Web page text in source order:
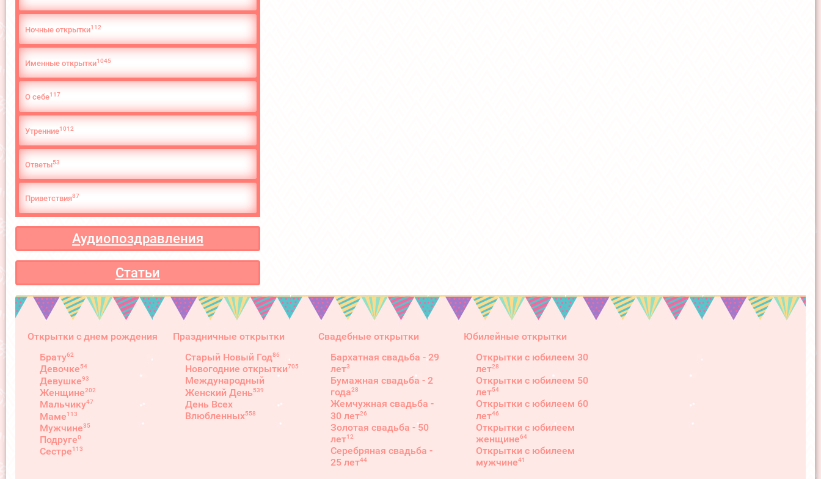
Ночные открытки112
Именные открытки1045
О cебе117
Утренние1012
Ответы53
Приветствия87
Аудиопоздравления
Статьи
Открытки с днем рождения
Брату62
Девочке54
Девушке93
Женщине202
Мальчику47
Маме113
Мужчине35
Подруге0
Сестре113
Праздничные открытки
Старый Новый Год86
Новогодние открытки705
Международный
Женский День539
День Всех
Влюбленных558
Свадебные открытки
Бархатная свадьба - 29
лет3
Бумажная свадьба - 2
года28
Жемчужная свадьба -
30 лет26
Золотая свадьба - 50
лет12
Серебряная свадьба -
25 лет44
Юбилейные открытки
Открытки с юбилеем 30
лет28
Открытки с юбилеем 50
лет54
Открытки с юбилеем 60
лет46
Открытки с юбилеем
женщине64
Открытки с юбилеем
мужчине41